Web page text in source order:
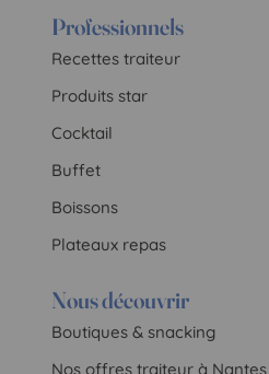
Professionnels
Recettes traiteur
Produits star
Cocktail
Buffet
Boissons
Plateaux repas
Nous découvrir
Boutiques & snacking
Nos offres traiteur à Nantes